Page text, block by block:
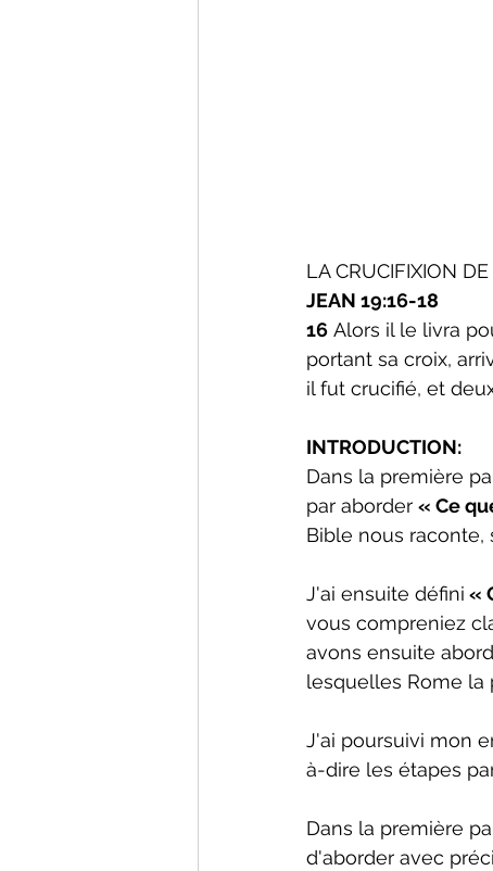
LA CRUCIFIXION
JEAN 19:16-18
16 Alors il le livra
portant sa croix,
il fut crucifié, et
INTRODUCTION:
Dans la première
par aborder « Ce
Bible nous raconte,
J'ai ensuite défini «
vous compreniez
avons ensuite
lesquelles Rome la
J'ai poursuivi mon
à-dire les étapes
Dans la première
d'aborder avec